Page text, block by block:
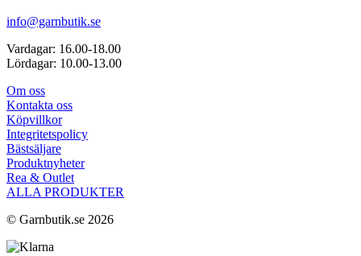
info@garnbutik.se
Vardagar: 16.00-18.00
Lördagar: 10.00-13.00
Om oss
Kontakta oss
Köpvillkor
Integritetspolicy
Bästsäljare
Produktnyheter
Rea & Outlet
ALLA PRODUKTER
© Garnbutik.se 2026